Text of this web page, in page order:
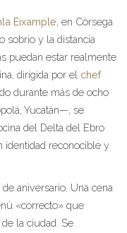
Eixample , en Còrsega
sobrio y la distancia
puedan estar realmente
dirigida por el chef
durante más de ocho
Yucatán—, se
del Delta del Ebro
identidad reconocible y
aniversario. Una cena
«correcto» que
la ciudad. Se